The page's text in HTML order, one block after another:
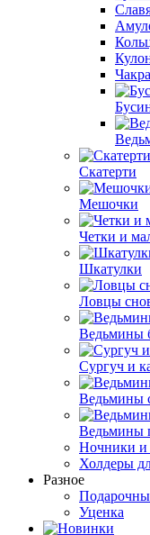
Скатерти
Мешочки
Четки и
Шкатулки
Ловцы
Ведьмины
Сургуч и
Ведьмины
Ведьмины
Ночники
Холдеры
Разное
Уценка